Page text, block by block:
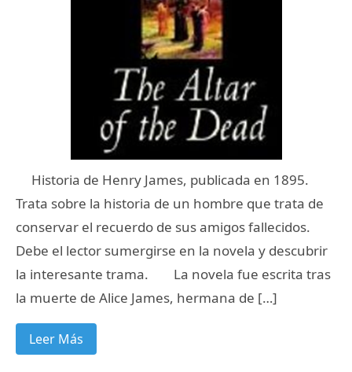
Historia de Henry James, publicada en 1895.
Trata sobre la historia de un hombre que trata de
conservar el recuerdo de sus amigos fallecidos.
Debe el lector sumergirse en la novela y descubrir
la interesante trama. La novela fue escrita tras
la muerte de Alice James, hermana de […]
Leer Más